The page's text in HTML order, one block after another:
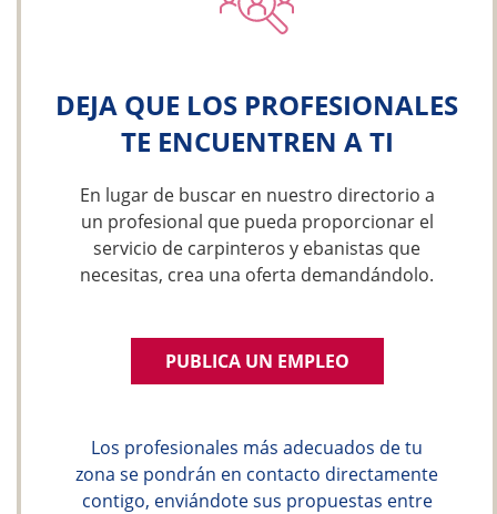
DEJA QUE LOS PROFESIONALES
TE ENCUENTREN A TI
En lugar de buscar en nuestro directorio a
un profesional que pueda proporcionar el
servicio de carpinteros y ebanistas que
necesitas, crea una oferta demandándolo.
PUBLICA UN EMPLEO
Los profesionales más adecuados de tu
zona se pondrán en contacto directamente
contigo, enviándote sus propuestas entre